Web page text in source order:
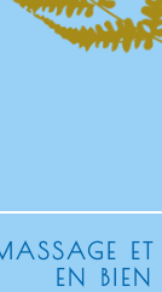
EN BIEN